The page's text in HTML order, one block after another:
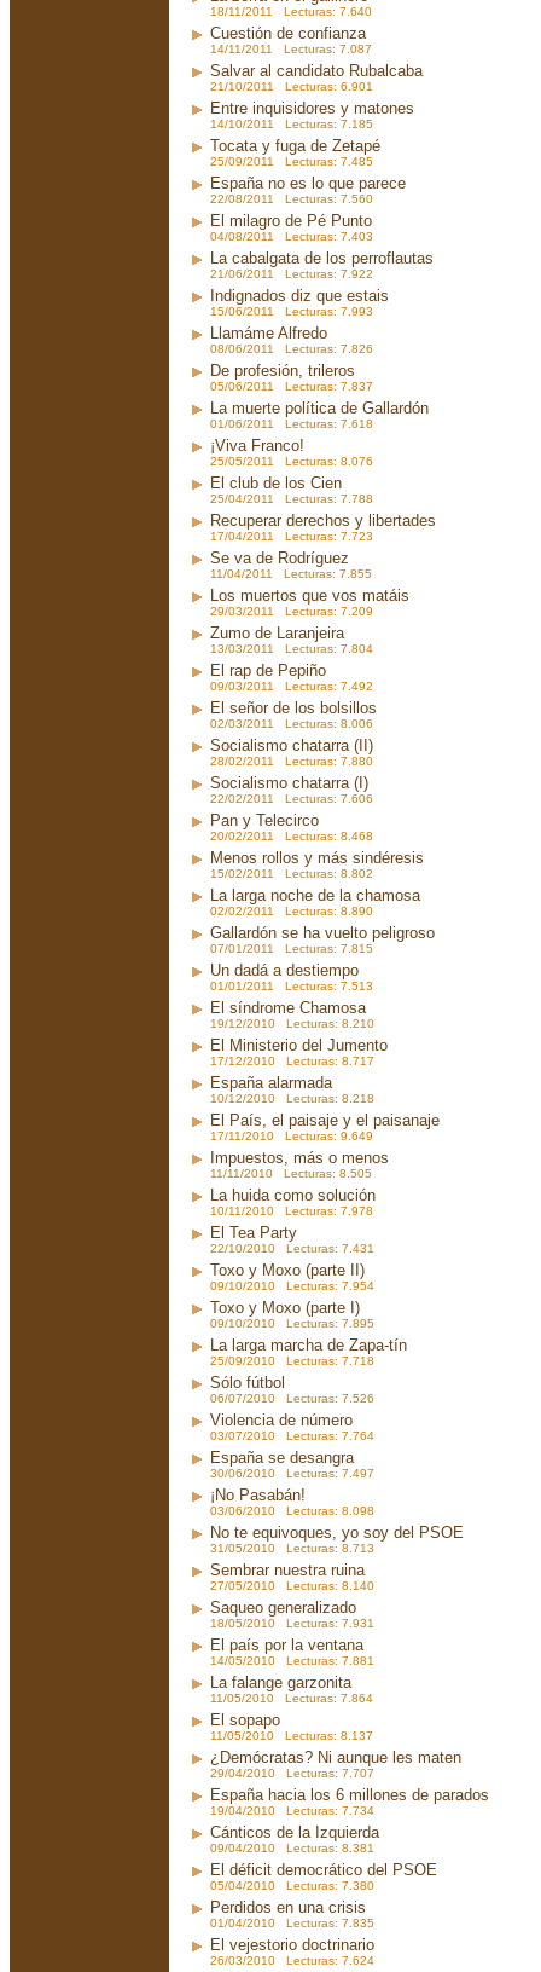
18/11/2011 Lecturas: 7.640
Cuestión de confianza
14/11/2011 Lecturas: 7.087
Salvar al candidato Rubalcaba
21/10/2011 Lecturas: 6.901
Entre inquisidores y matones
14/10/2011 Lecturas: 7.185
Tocata y fuga de Zetapé
25/09/2011 Lecturas: 7.485
España no es lo que parece
22/08/2011 Lecturas: 7.560
El milagro de Pé Punto
04/08/2011 Lecturas: 7.403
La cabalgata de los perroflautas
21/06/2011 Lecturas: 7.922
Indignados diz que estais
15/06/2011 Lecturas: 7.993
Llamáme Alfredo
08/06/2011 Lecturas: 7.826
De profesión, trileros
05/06/2011 Lecturas: 7.837
La muerte política de Gallardón
01/06/2011 Lecturas: 7.618
¡Viva Franco!
25/05/2011 Lecturas: 8.076
El club de los Cien
25/04/2011 Lecturas: 7.788
Recuperar derechos y libertades
17/04/2011 Lecturas: 7.723
Se va de Rodríguez
11/04/2011 Lecturas: 7.855
Los muertos que vos matáis
29/03/2011 Lecturas: 7.209
Zumo de Laranjeira
13/03/2011 Lecturas: 7.804
El rap de Pepiño
09/03/2011 Lecturas: 7.492
El señor de los bolsillos
02/03/2011 Lecturas: 8.006
Socialismo chatarra (II)
28/02/2011 Lecturas: 7.880
Socialismo chatarra (I)
22/02/2011 Lecturas: 7.606
Pan y Telecirco
20/02/2011 Lecturas: 8.468
Menos rollos y más sindéresis
15/02/2011 Lecturas: 8.802
La larga noche de la chamosa
02/02/2011 Lecturas: 8.890
Gallardón se ha vuelto peligroso
07/01/2011 Lecturas: 7.815
Un dadá a destiempo
01/01/2011 Lecturas: 7.513
El síndrome Chamosa
19/12/2010 Lecturas: 8.210
El Ministerio del Jumento
17/12/2010 Lecturas: 8.717
España alarmada
10/12/2010 Lecturas: 8.218
El País, el paisaje y el paisanaje
17/11/2010 Lecturas: 9.649
Impuestos, más o menos
11/11/2010 Lecturas: 8.505
La huida como solución
10/11/2010 Lecturas: 7.978
El Tea Party
22/10/2010 Lecturas: 7.431
Toxo y Moxo (parte II)
09/10/2010 Lecturas: 7.954
Toxo y Moxo (parte I)
09/10/2010 Lecturas: 7.895
La larga marcha de Zapa-tín
25/09/2010 Lecturas: 7.718
Sólo fútbol
06/07/2010 Lecturas: 7.526
Violencia de número
03/07/2010 Lecturas: 7.764
España se desangra
30/06/2010 Lecturas: 7.497
¡No Pasabán!
03/06/2010 Lecturas: 8.098
No te equivoques, yo soy del PSOE
31/05/2010 Lecturas: 8.713
Sembrar nuestra ruina
27/05/2010 Lecturas: 8.140
Saqueo generalizado
18/05/2010 Lecturas: 7.931
El país por la ventana
14/05/2010 Lecturas: 7.881
La falange garzonita
11/05/2010 Lecturas: 7.864
El sopapo
11/05/2010 Lecturas: 8.137
¿Demócratas? Ni aunque les maten
29/04/2010 Lecturas: 7.707
España hacia los 6 millones de parados
19/04/2010 Lecturas: 7.734
Cánticos de la Izquierda
09/04/2010 Lecturas: 8.381
El déficit democrático del PSOE
05/04/2010 Lecturas: 7.380
Perdidos en una crisis
01/04/2010 Lecturas: 7.835
El vejestorio doctrinario
26/03/2010 Lecturas: 7.624